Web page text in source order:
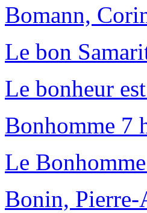
Bomann,
Le bon
Le bonheur
Bonhomme 7
Le
Bonin, Pierre-